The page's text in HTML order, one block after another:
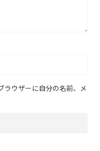
ラウザーに自分の名前、メ